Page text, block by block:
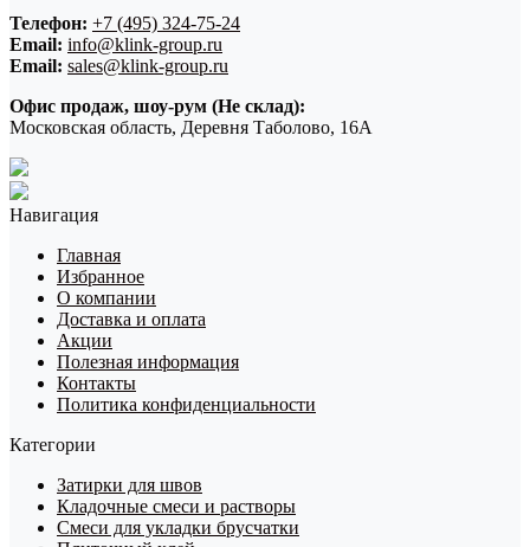
Телефон: +7 (495) 324-75-24
Email: info@klink-group.ru
Email: sales@klink-group.ru
Офис продаж, шоу-рум (Не склад):
Московская область, Деревня Таболово, 16А
Навигация
Главная
Избранное
О компании
Доставка и оплата
Акции
Полезная информация
Контакты
Политика конфиденциальности
Категории
Затирки для швов
Кладочные смеси и растворы
Смеси для укладки брусчатки